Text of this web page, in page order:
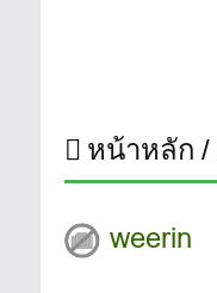
หน้าหลัก
weerin